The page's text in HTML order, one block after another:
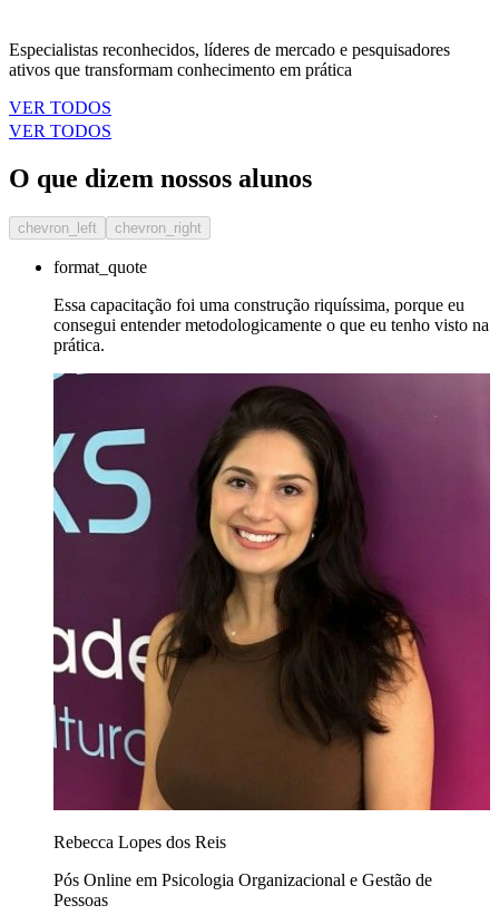
Especialistas reconhecidos, líderes de mercado e pesquisadores
ativos que transformam conhecimento em prática
VER TODOS
VER TODOS
O que dizem nossos alunos
chevron_left chevron_right
format_quote
Essa capacitação foi uma construção riquíssima, porque eu
consegui entender metodologicamente o que eu tenho visto na
prática.
Rebecca Lopes dos Reis
Pós Online em Psicologia Organizacional e Gestão de
Pessoas